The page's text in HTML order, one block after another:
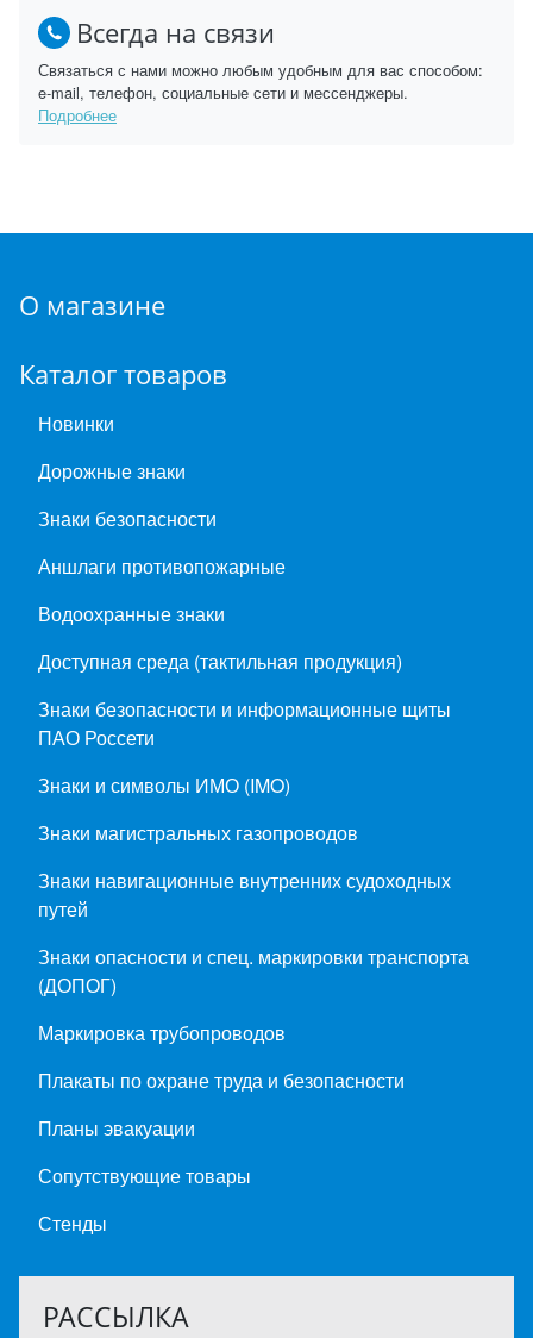
Всегда на связи
Связаться с нами можно любым удобным для вас способом:
e-mail, телефон, социальные сети и мессенджеры.
Подробнее
О магазине
Каталог товаров
Новинки
Дорожные знаки
Знаки безопасности
Аншлаги противопожарные
Водоохранные знаки
Доступная среда (тактильная продукция)
Знаки безопасности и информационные щиты
ПАО Россети
Знаки и символы ИМО (IMO)
Знаки магистральных газопроводов
Знаки навигационные внутренних судоходных
путей
Знаки опасности и спец. маркировки транспорта
(ДОПОГ)
Маркировка трубопроводов
Плакаты по охране труда и безопасности
Планы эвакуации
Сопутствующие товары
Стенды
РАССЫЛКА